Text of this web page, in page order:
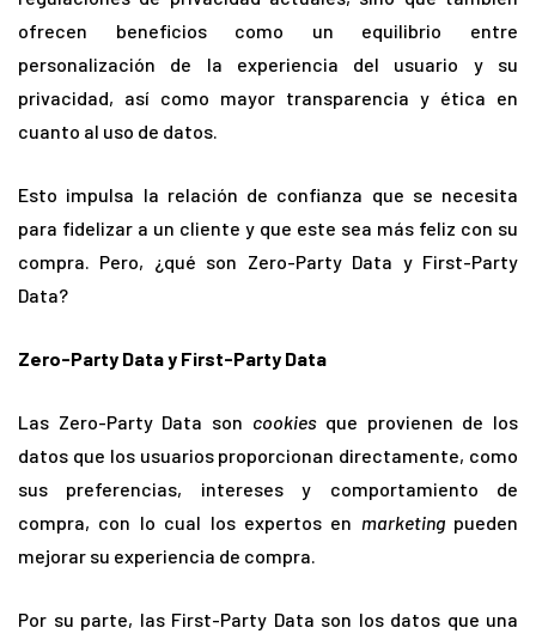
ofrecen beneficios como un equilibrio entre
personalización de la experiencia del usuario y su
privacidad, así como mayor transparencia y ética en
cuanto al uso de datos.
Esto impulsa la relación de confianza que se necesita
para fidelizar a un cliente y que este sea más feliz con su
compra. Pero, ¿qué son Zero-Party Data y First-Party
Data?
Zero-Party Data y First-Party Data
Las Zero-Party Data son cookiesque provienen de los
datos que los usuarios proporcionan directamente, como
sus preferencias, intereses y comportamiento de
compra, con lo cual los expertos en marketing pueden
mejorar su experiencia de compra.
Por su parte, las First-Party Data son los datos que una